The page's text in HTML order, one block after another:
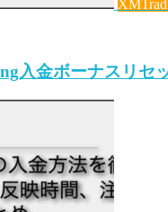
入金ボーナスリ